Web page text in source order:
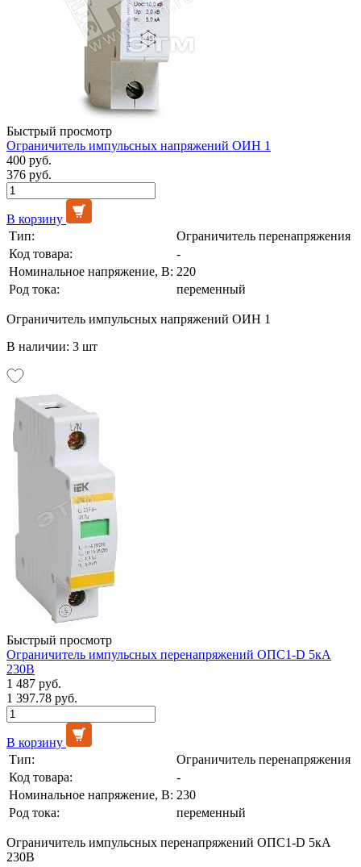
Быстрый просмотр
Ограничитель импульсных напряжений ОИН 1
400 руб.
376 руб.
В корзину
Тип:
Ограничитель перенапряжения
Код товара:
-
Номинальное напряжение, В: 220
Род тока:
переменный
Ограничитель импульсных напряжений ОИН 1
В наличии: 3 шт
Быстрый просмотр
Ограничитель импульсных перенапряжений ОПС1-D 5кА
230В
1 487 руб.
1 397.78 руб.
В корзину
Тип:
Ограничитель перенапряжения
Код товара:
-
Номинальное напряжение, В: 230
Род тока:
переменный
Ограничитель импульсных перенапряжений ОПС1-D 5кА
230В